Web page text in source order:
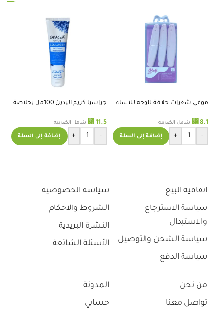
موفي شفرات حلاقة للوجه للنساء
⃁ 8.1 شامل الضريبه
-
+ إضافة إلى السلة
جراسيا كريم اليدين 100مل بخلاصة
⃁ 11.5 شامل الضريبه
-
+ إضافة إلى السلة
اتفاقية البيع
سياسة الاسترجاع
والاستبدال
سياسة الشحن والتوصيل
سياسة الدفع
سياسة الخصوصية
الشروط والاحكام
النشرة البريدية
الأسئلة الشائعة
من نحن
تواصل معنا
المدونة
حسابي